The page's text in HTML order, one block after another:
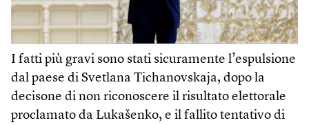
I fatti più gravi sono stati sicuramente l’espulsione
dal paese di Svetlana Tichanovskaja, dopo la
decisone di non riconoscere il risultato elettorale
proclamato da Lukašenko, e il fallito tentativo di